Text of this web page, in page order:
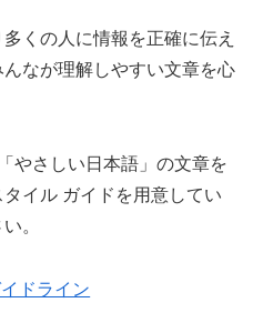
くの人に情報を正確に伝え
なが理解しやすい文章を心
やさしい日本語」の文章を
イル ガイドを用意してい
。
ドライン